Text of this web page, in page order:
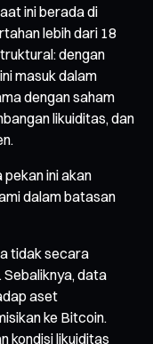
ini berada di
lebih dari 18
dengan
masuk dalam
dengan saham
likuiditas, dan
ini akan
dalam batasan
tidak secara
. Sebaliknya, data
aset
ke Bitcoin.
kondisi likuiditas